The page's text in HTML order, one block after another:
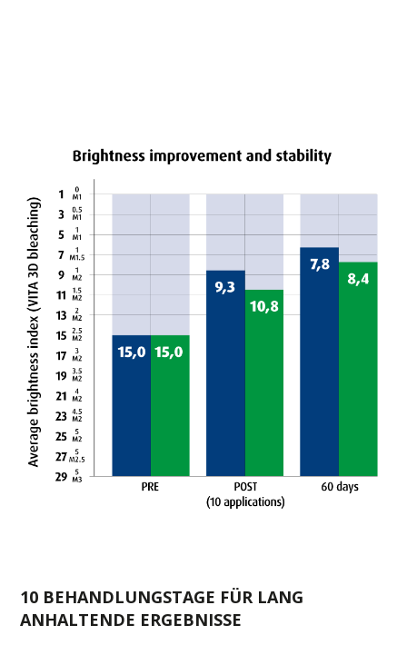
10 BEHANDLUNGSTAGE FÜR LANG
ANHALTENDE ERGEBNISSE